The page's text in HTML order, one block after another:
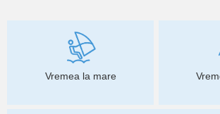
Vremea la mare